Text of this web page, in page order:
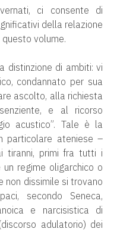
ci consente di
della relazione
volume.
distinzione di ambiti: vi
condannato per sua
ascolto, alla richiesta
e al ricorso
acustico”. Tale è la
particolare ateniese –
tiranni, primi fra tutti i
regime oligarchico o
non dissimile si trovano
secondo Seneca,
e narcisistica di
adulatorio) dei